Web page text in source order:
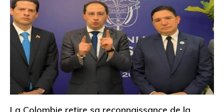
La Colombie retire sa reconnaissance de la